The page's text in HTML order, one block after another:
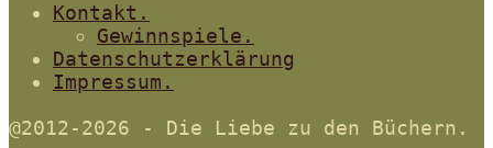
Kontakt.
Gewinnspiele.
Datenschutzerklärung
Impressum.
@2012-2026 - Die Liebe zu den Büchern.